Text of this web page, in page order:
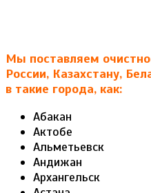
Мы поставляем
России, Казахстану,
в такие города, как:
Абакан
Актобе
Альметьевск
Андижан
Архангельск